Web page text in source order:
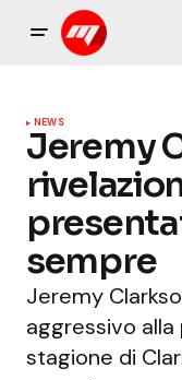
NEWS
Jeremy
sempre
Jeremy
aggressivo alla
stagione di